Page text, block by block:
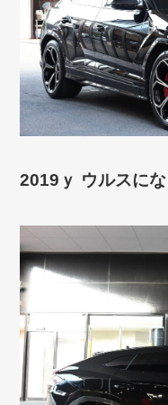
2019ｙ ウルスに